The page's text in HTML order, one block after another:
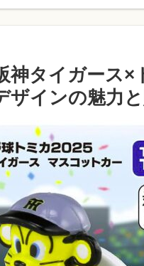
神タイガース
ザインの魅力